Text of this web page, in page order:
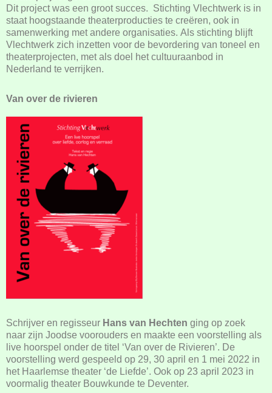
Dit project was een groot succes. Stichting Vlechtwerk is in
staat hoogstaande theaterproducties te creëren, ook in
samenwerking met andere organisaties. Als stichting blijft
Vlechtwerk zich inzetten voor de bevordering van toneel en
theaterprojecten, met als doel het cultuuraanbod in
Nederland te verrijken.
Van over de rivieren
Schrijver en regisseur Hans van Hechten ging op zoek
naar zijn Joodse voorouders en maakte een voorstelling als
live hoorspel onder de titel ‘Van over de Rivieren’. De
voorstelling werd gespeeld op 29, 30 april en 1 mei 2022 in
het Haarlemse theater ‘de Liefde’. Ook op 23 april 2023 in
voormalig theater Bouwkunde te Deventer.